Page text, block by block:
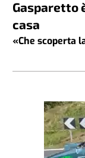
Gasparetto
casa
«Che scoperta